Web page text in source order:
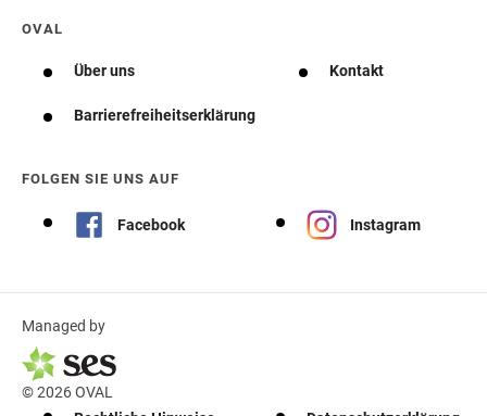
OVAL
Über uns Kontakt
Barrierefreiheitserklärung
FOLGEN SIE UNS AUF
Facebook Instagram
Managed by
© 2026 OVAL